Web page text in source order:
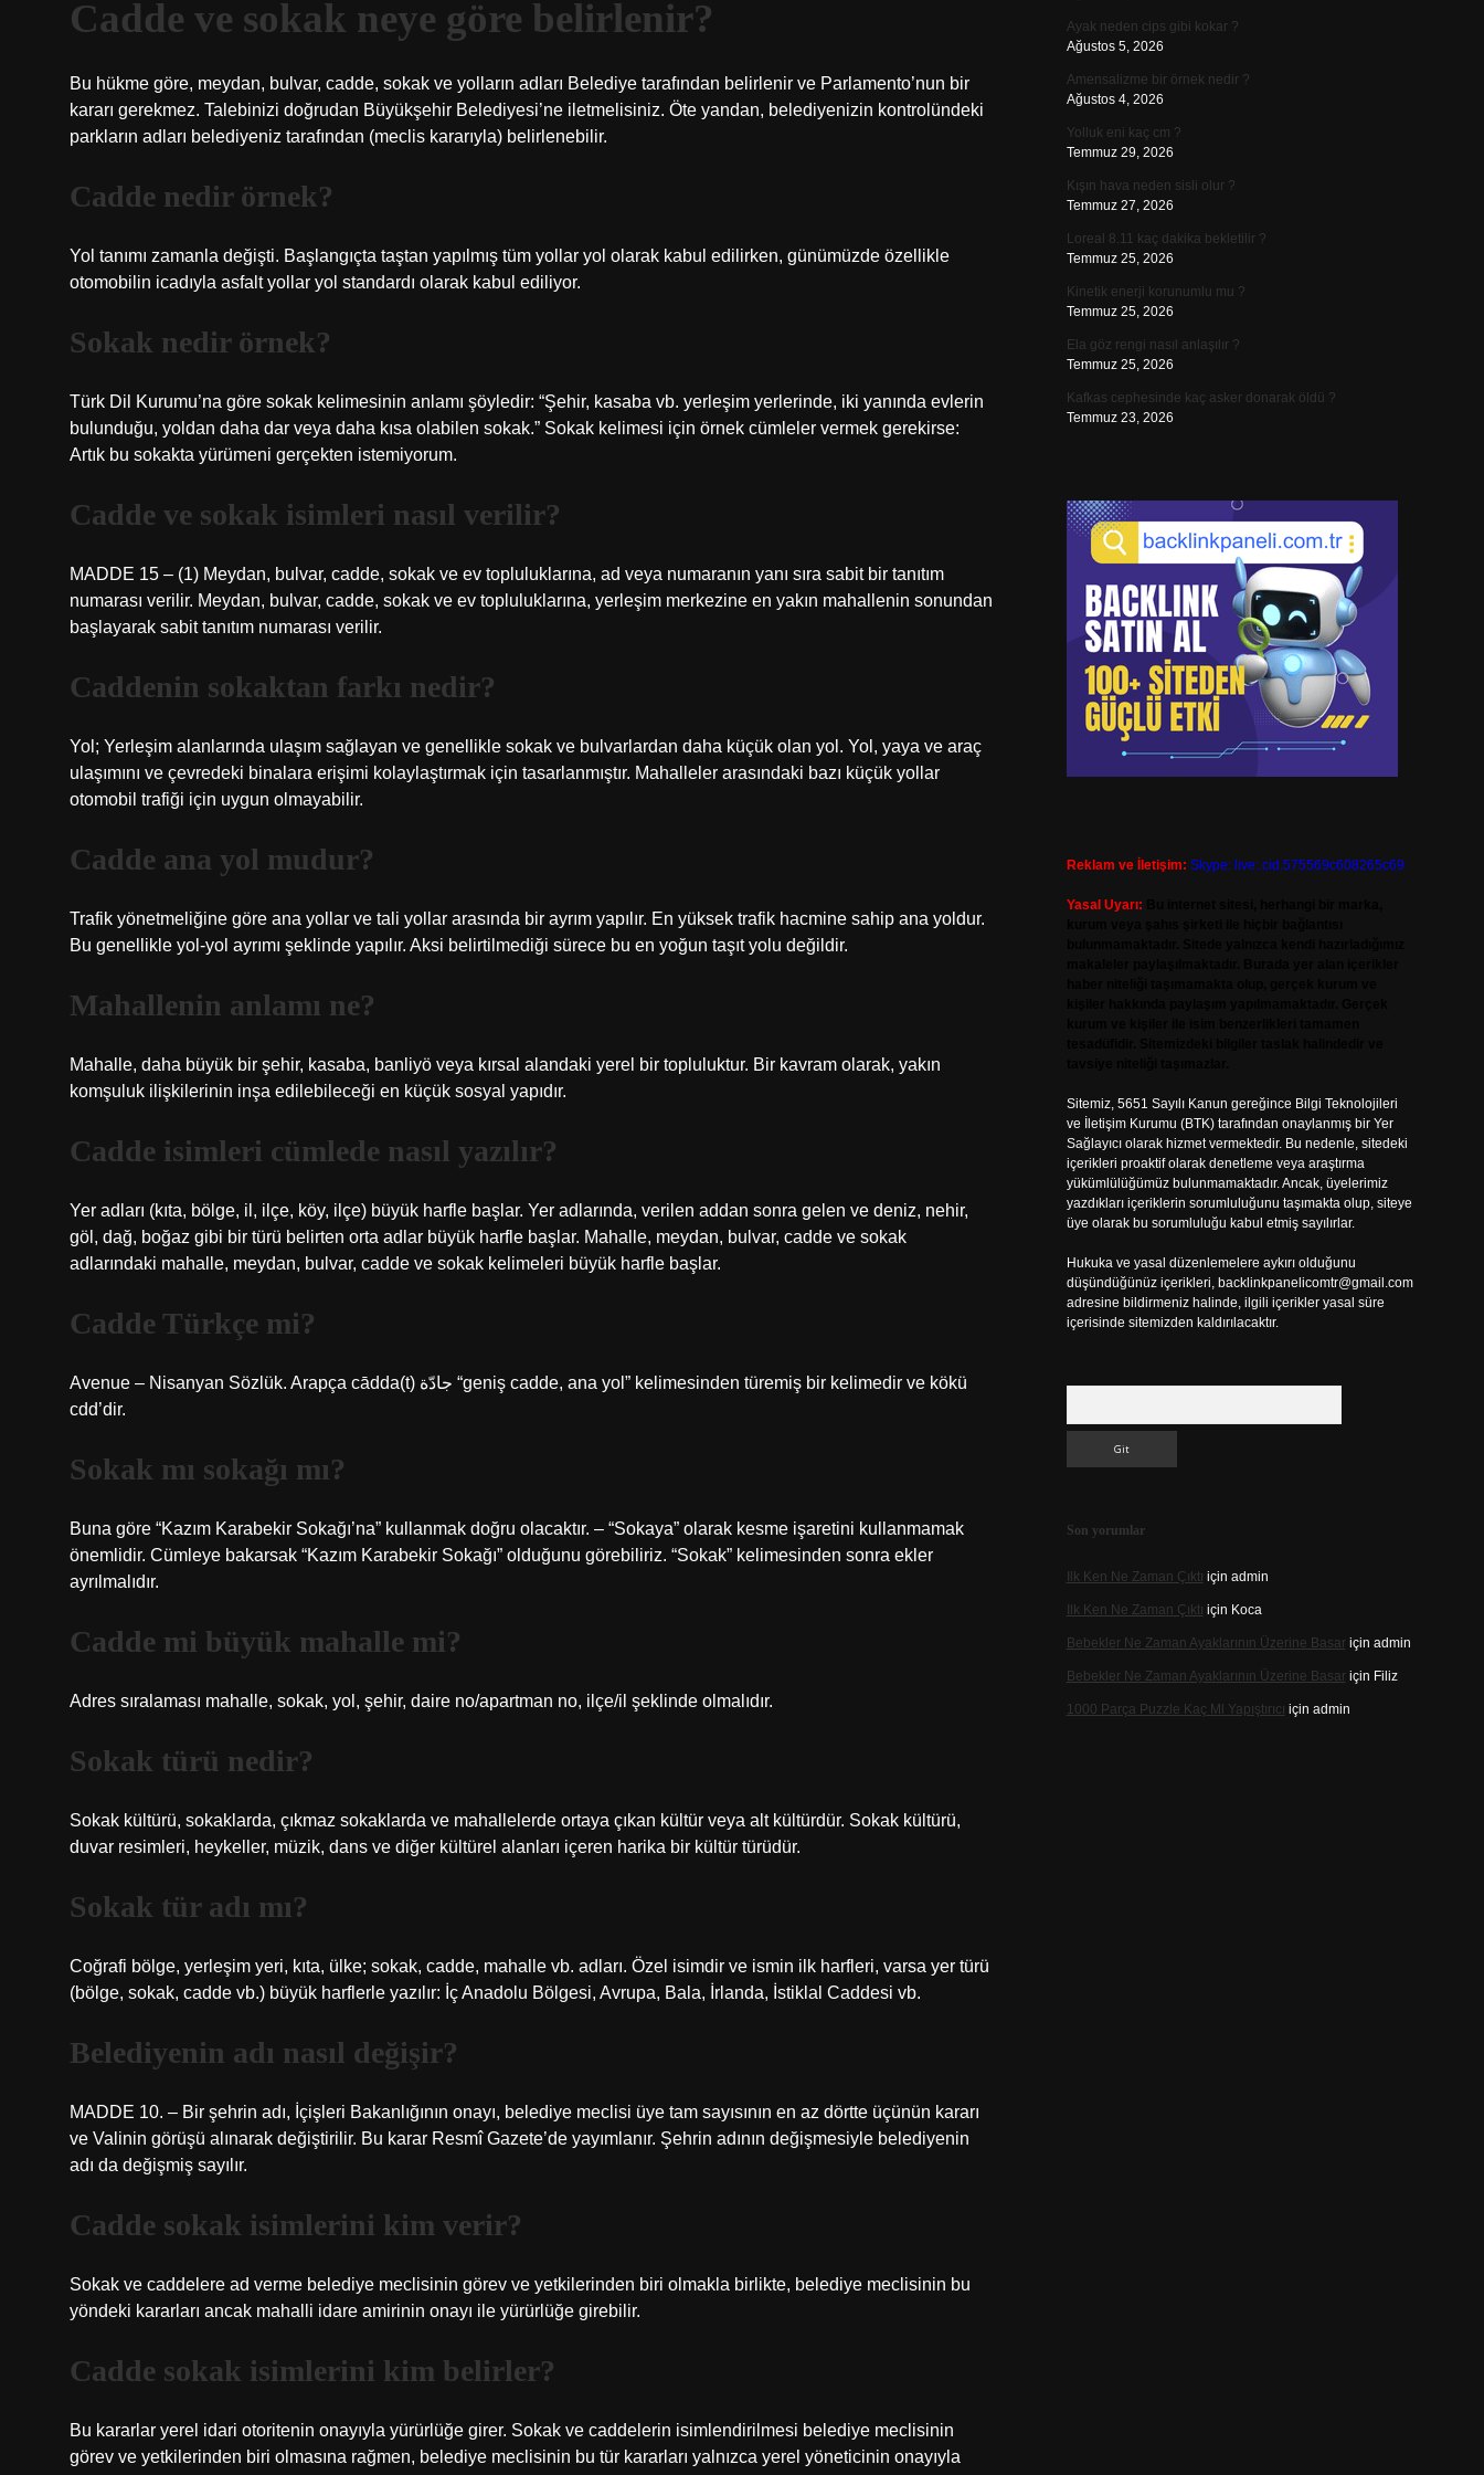
Cadde ve sokak neye göre belirlenir?
Bu hükme göre, meydan, bulvar, cadde, sokak ve yolların adları Belediye tarafından belirlenir ve Parlamento’nun bir
kararı gerekmez. Talebinizi doğrudan Büyükşehir Belediyesi’ne iletmelisiniz. Öte yandan, belediyenizin kontrolündeki
parkların adları belediyeniz tarafından (meclis kararıyla) belirlenebilir.
Cadde nedir örnek?
Yol tanımı zamanla değişti. Başlangıçta taştan yapılmış tüm yollar yol olarak kabul edilirken, günümüzde özellikle
otomobilin icadıyla asfalt yollar yol standardı olarak kabul ediliyor.
Sokak nedir örnek?
Türk Dil Kurumu’na göre sokak kelimesinin anlamı şöyledir: “Şehir, kasaba vb. yerleşim yerlerinde, iki yanında evlerin
bulunduğu, yoldan daha dar veya daha kısa olabilen sokak.” Sokak kelimesi için örnek cümleler vermek gerekirse:
Artık bu sokakta yürümeni gerçekten istemiyorum.
Cadde ve sokak isimleri nasıl verilir?
MADDE 15 – (1) Meydan, bulvar, cadde, sokak ve ev topluluklarına, ad veya numaranın yanı sıra sabit bir tanıtım
numarası verilir. Meydan, bulvar, cadde, sokak ve ev topluluklarına, yerleşim merkezine en yakın mahallenin sonundan
başlayarak sabit tanıtım numarası verilir.
Caddenin sokaktan farkı nedir?
Yol; Yerleşim alanlarında ulaşım sağlayan ve genellikle sokak ve bulvarlardan daha küçük olan yol. Yol, yaya ve araç
ulaşımını ve çevredeki binalara erişimi kolaylaştırmak için tasarlanmıştır. Mahalleler arasındaki bazı küçük yollar
otomobil trafiği için uygun olmayabilir.
Cadde ana yol mudur?
Trafik yönetmeliğine göre ana yollar ve tali yollar arasında bir ayrım yapılır. En yüksek trafik hacmine sahip ana yoldur.
Bu genellikle yol-yol ayrımı şeklinde yapılır. Aksi belirtilmediği sürece bu en yoğun taşıt yolu değildir.
Mahallenin anlamı ne?
Mahalle, daha büyük bir şehir, kasaba, banliyö veya kırsal alandaki yerel bir topluluktur. Bir kavram olarak, yakın
komşuluk ilişkilerinin inşa edilebileceği en küçük sosyal yapıdır.
Cadde isimleri cümlede nasıl yazılır?
Yer adları (kıta, bölge, il, ilçe, köy, ilçe) büyük harfle başlar. Yer adlarında, verilen addan sonra gelen ve deniz, nehir,
göl, dağ, boğaz gibi bir türü belirten orta adlar büyük harfle başlar. Mahalle, meydan, bulvar, cadde ve sokak
adlarındaki mahalle, meydan, bulvar, cadde ve sokak kelimeleri büyük harfle başlar.
Cadde Türkçe mi?
Avenue – Nisanyan Sözlük. Arapça cādda(t) جادّة “geniş cadde, ana yol” kelimesinden türemiş bir kelimedir ve kökü
cdd’dir.
Sokak mı sokağı mı?
Buna göre “Kazım Karabekir Sokağı’na” kullanmak doğru olacaktır. – “Sokaya” olarak kesme işaretini kullanmamak
önemlidir. Cümleye bakarsak “Kazım Karabekir Sokağı” olduğunu görebiliriz. “Sokak” kelimesinden sonra ekler
ayrılmalıdır.
Cadde mi büyük mahalle mi?
Adres sıralaması mahalle, sokak, yol, şehir, daire no/apartman no, ilçe/il şeklinde olmalıdır.
Sokak türü nedir?
Sokak kültürü, sokaklarda, çıkmaz sokaklarda ve mahallelerde ortaya çıkan kültür veya alt kültürdür. Sokak kültürü,
duvar resimleri, heykeller, müzik, dans ve diğer kültürel alanları içeren harika bir kültür türüdür.
Sokak tür adı mı?
Coğrafi bölge, yerleşim yeri, kıta, ülke; sokak, cadde, mahalle vb. adları. Özel isimdir ve ismin ilk harfleri, varsa yer türü
(bölge, sokak, cadde vb.) büyük harflerle yazılır: İç Anadolu Bölgesi, Avrupa, Bala, İrlanda, İstiklal Caddesi vb.
Belediyenin adı nasıl değişir?
MADDE 10. – Bir şehrin adı, İçişleri Bakanlığının onayı, belediye meclisi üye tam sayısının en az dörtte üçünün kararı
ve Valinin görüşü alınarak değiştirilir. Bu karar Resmî Gazete’de yayımlanır. Şehrin adının değişmesiyle belediyenin
adı da değişmiş sayılır.
Cadde sokak isimlerini kim verir?
Sokak ve caddelere ad verme belediye meclisinin görev ve yetkilerinden biri olmakla birlikte, belediye meclisinin bu
yöndeki kararları ancak mahalli idare amirinin onayı ile yürürlüğe girebilir.
Cadde sokak isimlerini kim belirler?
Bu kararlar yerel idari otoritenin onayıyla yürürlüğe girer. Sokak ve caddelerin isimlendirilmesi belediye meclisinin
görev ve yetkilerinden biri olmasına rağmen, belediye meclisinin bu tür kararları yalnızca yerel yöneticinin onayıyla
Ayak neden cips gibi kokar ?
Ağustos 5, 2026
Amensalizme bir örnek nedir ?
Ağustos 4, 2026
Yolluk eni kaç cm ?
Temmuz 29, 2026
Kışın hava neden sisli olur ?
Temmuz 27, 2026
Loreal 8.11 kaç dakika bekletilir ?
Temmuz 25, 2026
Kinetik enerji korunumlu mu ?
Temmuz 25, 2026
Ela göz rengi nasıl anlaşılır ?
Temmuz 25, 2026
Kafkas cephesinde kaç asker donarak öldü ?
Temmuz 23, 2026
Reklam ve İletişim: Skype: live:.cid.575569c608265c69
Yasal Uyarı:
Sitemiz, 5651 Sayılı Kanun gereğince Bilgi Teknolojileri
ve İletişim Kurumu (BTK) tarafından onaylanmış bir Yer
Sağlayıcı olarak hizmet vermektedir. Bu nedenle, sitedeki
içerikleri proaktif olarak denetleme veya araştırma
yükümlülüğümüz bulunmamaktadır. Ancak, üyelerimiz
yazdıkları içeriklerin sorumluluğunu taşımakta olup, siteye
üye olarak bu sorumluluğu kabul etmiş sayılırlar.
Hukuka ve yasal düzenlemelere aykırı olduğunu
düşündüğünüz içerikleri, backlinkpanelicomtr@gmail.com
adresine bildirmeniz halinde, ilgili içerikler yasal süre
içerisinde sitemizden kaldırılacaktır.
Son yorumlar
Ilk Ken Ne Zaman Çıktı için admin
Ilk Ken Ne Zaman Çıktı için Koca
Bebekler Ne Zaman Ayaklarının Üzerine Basariçin admin
Bebekler Ne Zaman Ayaklarının Üzerine Basariçin Filiz
1000 Parça Puzzle Kaç Ml Yapıştırıcı için admin